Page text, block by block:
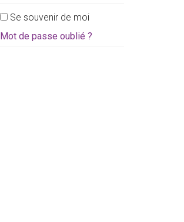
Se souvenir de moi
Mot de passe oublié ?